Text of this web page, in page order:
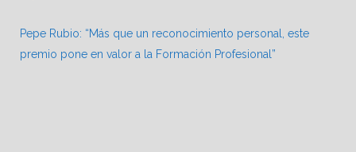
Pepe Rubio: “Más que un reconocimiento personal, este
premio pone en valor a la Formación Profesional”